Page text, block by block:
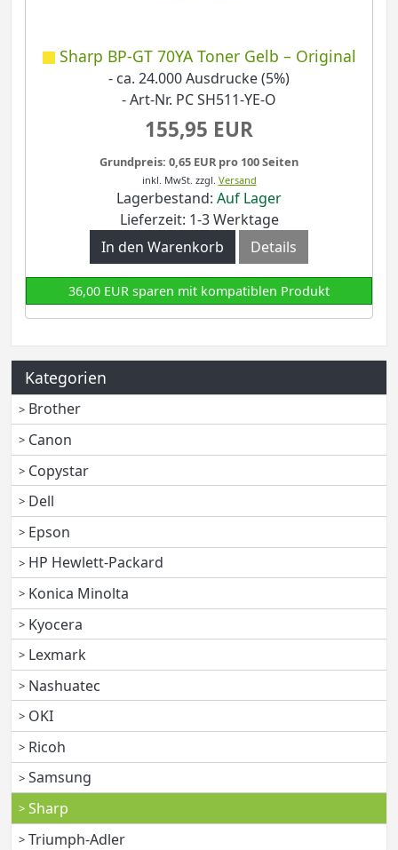
Sharp BP-GT 70YA Toner Gelb – Original
- ca. 24.000 Ausdrucke (5%)
- Art-Nr. PC SH511-YE-O
155,95 EUR
Grundpreis: 0,65 EUR pro 100 Seiten
inkl. MwSt. zzgl. Versand
Lagerbestand: Auf Lager
Lieferzeit: 1-3 Werktage
In den Warenkorb
Details
36,00 EUR sparen mit kompatiblen Produkt
Kategorien
Brother
Canon
Copystar
Dell
Epson
HP Hewlett-Packard
Konica Minolta
Kyocera
Lexmark
Nashuatec
OKI
Ricoh
Samsung
Sharp
Triumph-Adler